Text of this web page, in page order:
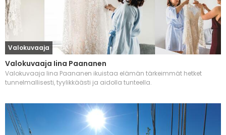
Valokuvaaja
Valokuvaaja Iina Paananen
Valokuvaaja Iina Paananen ikuistaa elämän tärkeimmät hetket
tunnelmallisesti, tyylikkäästi ja aidolla tunteella.